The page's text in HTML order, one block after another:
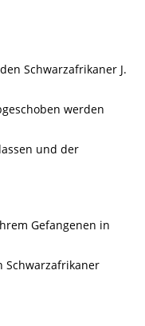
Schwarzafrikaner J.
werden
und der
Gefangenen in
Schwarzafrikaner